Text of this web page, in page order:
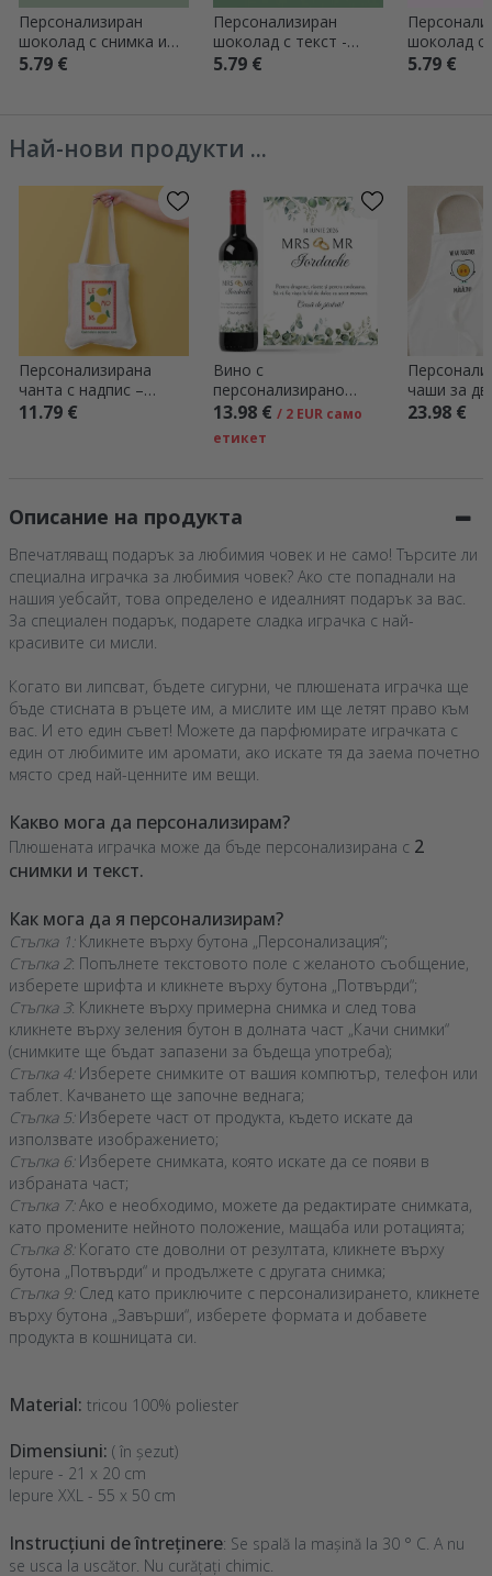
Персонализиран
шоколад с снимка и
послание - Нашето
5.79 €
Персонализиран
шоколад с текст -
Деликатен
5.79 €
шоколад с
Подарък
5.79 €
Най-нови продукти ...
Персонализирана
чанта с надпис –
Summer
11.79 €
Вино с
персонализирано
послание – „Mrs & Mr“
13.98 € / 2 EUR само
етикет
чаши за
забавно
23.98 €
Описание на продукта
Впечатляващ подарък за любимия човек и не само! Търсите ли
специална играчка за любимия човек? Ако сте попаднали на
нашия уебсайт, това определено е идеалният подарък за вас.
За специален подарък, подарете сладка играчка с най-
красивите си мисли.
Когато ви липсват, бъдете сигурни, че плюшената играчка ще
бъде стисната в ръцете им, а мислите им ще летят право към
вас. И ето един съвет! Можете да парфюмирате играчката с
един от любимите им аромати, ако искате тя да заема почетно
място сред най-ценните им вещи.
Какво мога да персонализирам?
Плюшената играчка може да бъде персонализирана с 2
снимки и текст.
Как мога да я персонализирам?
Стъпка 1:Кликнете върху бутона „Персонализация“;
Стъпка 2: Попълнете текстовото поле с желаното съобщение,
изберете шрифта и кликнете върху бутона „Потвърди“;
Стъпка 3: Кликнете върху примерна снимка и след това
кликнете върху зеления бутон в долната част „Качи снимки“
(снимките ще бъдат запазени за бъдеща употреба);
Стъпка 4:Изберете снимките от вашия компютър, телефон или
таблет. Качването ще започне веднага;
Стъпка 5:Изберете част от продукта, където искате да
използвате изображението;
Стъпка 6:Изберете снимката, която искате да се появи в
избраната част;
Стъпка 7:Ако е необходимо, можете да редактирате снимката,
като промените нейното положение, мащаба или ротацията;
Стъпка 8:Когато сте доволни от резултата, кликнете върху
бутона „Потвърди“ и продължете с другата снимка;
Стъпка 9:След като приключите с персонализирането, кликнете
върху бутона „Завърши“, изберете формата и добавете
продукта в кошницата си.
Material: tricou 100% poliester
Dimensiuni: ( în șezut)
Iepure - 21 x 20 cm
Iepure XXL - 55 x 50 cm
Instrucțiuni de întreținere: Se spală la mașină la 30 ° C. A nu
se usca la uscător. Nu curățați chimic.